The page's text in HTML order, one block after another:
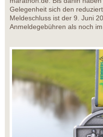
Gelegenheit sich den
Meldeschluss ist der 9. Juni
Anmeldegebühren als noch im